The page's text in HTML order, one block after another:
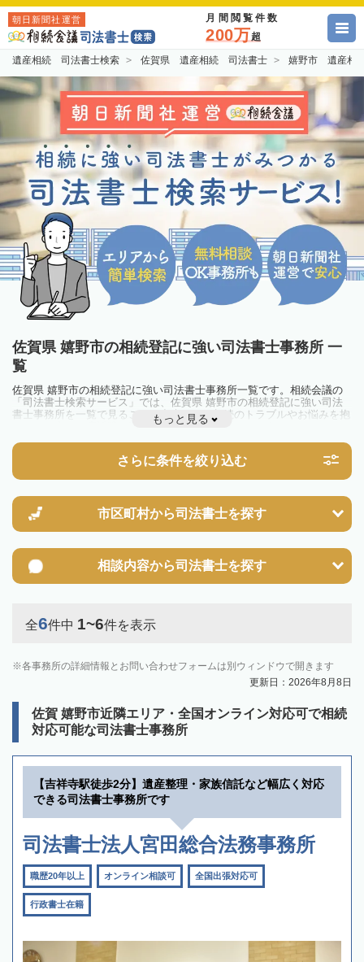
朝日新聞社運営 月間閲覧件数
200万超
遺産相続 司法書士検索 佐賀県 遺産相続 司法書士 嬉野市 遺産相
佐賀県 嬉野市の相続登記に強い司法書士事務所 一
覧
佐賀県 嬉野市の相続登記に強い司法書士事務所一覧です。相続会議の
「司法書士検索サービス」では、佐賀県 嬉野市の相続登記に強い司法
書士事務所を一覧で見ることが出来ます。相続のトラブルやお悩みを抱
えている方は一度近隣の司法書士に相談してみましょう。
不動産を相続した場合、相続を知った日から3年以内に登記しないと、
10万円以下の過料が科せられるため、速やかな手続きが必要です。義務
化前の相続も対象となるため注意しましょう。
す。その他の相続手続きも任せることが可能です。
また、義務化に伴い、相続人申告登記制度が創設されました。遺産分割
の話し合いがまとまらず登記できない場合は、この制度の活用を検討し
もっと見る
さらに条件を絞り込む
市区町村から司法書士を探す
相談内容から司法書士を探す
全6件中 1~6件を表示
各事務所の詳細情報とお問い合わせフォームは別ウィンドウで開きます
更新日：2026年8月8日
佐賀 嬉野市近隣エリア・全国オンライン対応可で相続
対応可能な司法書士事務所
【吉祥寺駅徒歩2分】遺産整理・家族信託など幅広く対応
できる司法書士事務所です
司法書士法人宮田総合法務事務所
職歴20年以上 オンライン相談可 全国出張対応可
行政書士在籍